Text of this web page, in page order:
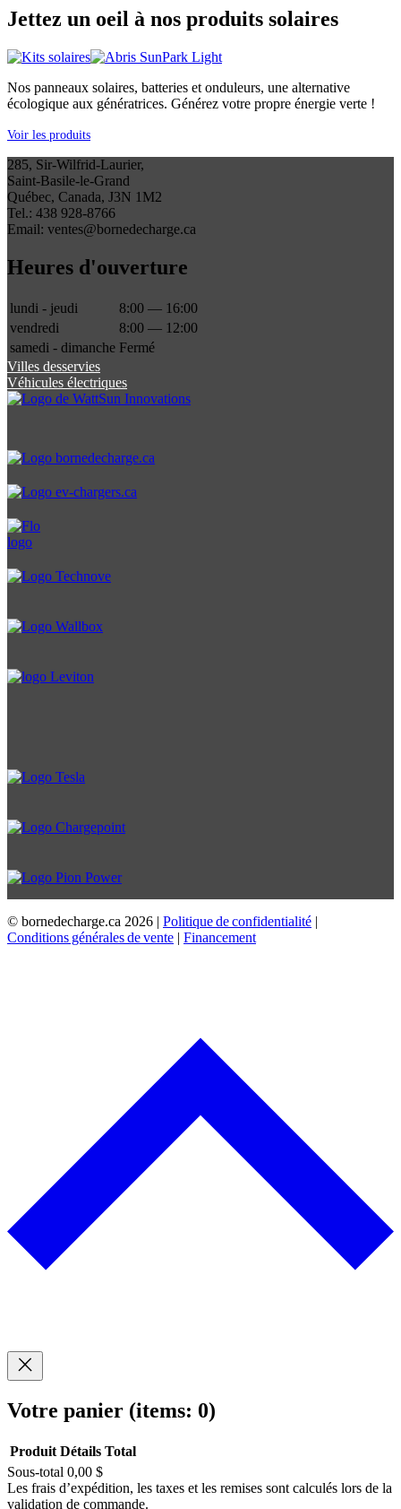
Jettez un oeil à nos produits solaires
Nos panneaux solaires, batteries et onduleurs, une alternative
écologique aux génératrices. Générez votre propre énergie verte !
Voir les produits
285, Sir-Wilfrid-Laurier,
Saint-Basile-le-Grand
Québec, Canada, J3N 1M2
Tel.: 438 928-8766
Email: ventes@bornedecharge.ca
Heures d'ouverture
lundi - jeudi
8:00 — 16:00
vendredi
8:00 — 12:00
samedi - dimanche Fermé
Villes desservies
Véhicules électriques
© bornedecharge.ca 2026 | Politique de confidentialité |
Conditions générales de vente | Financement
Votre panier (items: 0)
Produits
Produit Détails Total
Sous-total 0,00 $
Les frais d’expédition, les taxes et les remises sont calculés lors de la
validation de commande.